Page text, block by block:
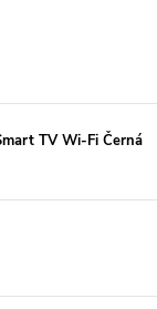
TV Wi-Fi Černá